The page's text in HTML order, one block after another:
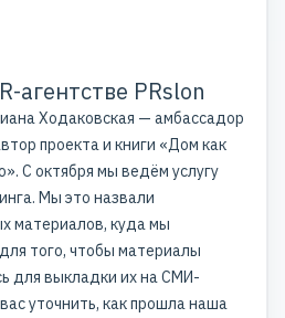
агентстве PRslon
Ходаковская — амбассадор
проекта и книги «Дом как
С октября мы ведём услугу
Мы это назвали
материалов, куда мы
того, чтобы материалы
для выкладки их на СМИ-
уточнить, как прошла наша